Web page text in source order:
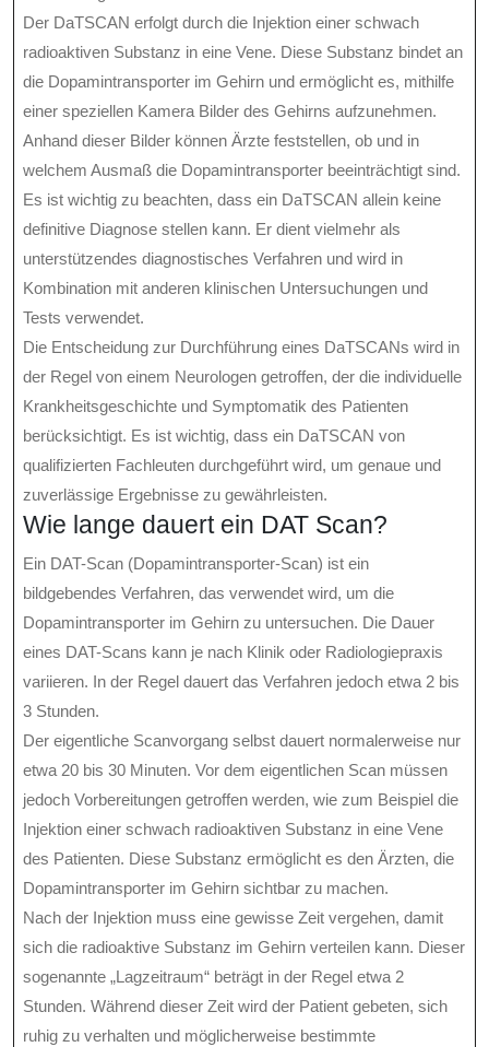
Der DaTSCAN erfolgt durch die Injektion einer schwach
radioaktiven Substanz in eine Vene. Diese Substanz bindet an
die Dopamintransporter im Gehirn und ermöglicht es, mithilfe
einer speziellen Kamera Bilder des Gehirns aufzunehmen.
Anhand dieser Bilder können Ärzte feststellen, ob und in
welchem Ausmaß die Dopamintransporter beeinträchtigt sind.
Es ist wichtig zu beachten, dass ein DaTSCAN allein keine
definitive Diagnose stellen kann. Er dient vielmehr als
unterstützendes diagnostisches Verfahren und wird in
Kombination mit anderen klinischen Untersuchungen und
Tests verwendet.
Die Entscheidung zur Durchführung eines DaTSCANs wird in
der Regel von einem Neurologen getroffen, der die individuelle
Krankheitsgeschichte und Symptomatik des Patienten
berücksichtigt. Es ist wichtig, dass ein DaTSCAN von
qualifizierten Fachleuten durchgeführt wird, um genaue und
zuverlässige Ergebnisse zu gewährleisten.
Wie lange dauert ein DAT Scan?
Ein DAT-Scan (Dopamintransporter-Scan) ist ein
bildgebendes Verfahren, das verwendet wird, um die
Dopamintransporter im Gehirn zu untersuchen. Die Dauer
eines DAT-Scans kann je nach Klinik oder Radiologiepraxis
variieren. In der Regel dauert das Verfahren jedoch etwa 2 bis
3 Stunden.
Der eigentliche Scanvorgang selbst dauert normalerweise nur
etwa 20 bis 30 Minuten. Vor dem eigentlichen Scan müssen
jedoch Vorbereitungen getroffen werden, wie zum Beispiel die
Injektion einer schwach radioaktiven Substanz in eine Vene
des Patienten. Diese Substanz ermöglicht es den Ärzten, die
Dopamintransporter im Gehirn sichtbar zu machen.
Nach der Injektion muss eine gewisse Zeit vergehen, damit
sich die radioaktive Substanz im Gehirn verteilen kann. Dieser
sogenannte „Lagzeitraum“ beträgt in der Regel etwa 2
Stunden. Während dieser Zeit wird der Patient gebeten, sich
ruhig zu verhalten und möglicherweise bestimmte